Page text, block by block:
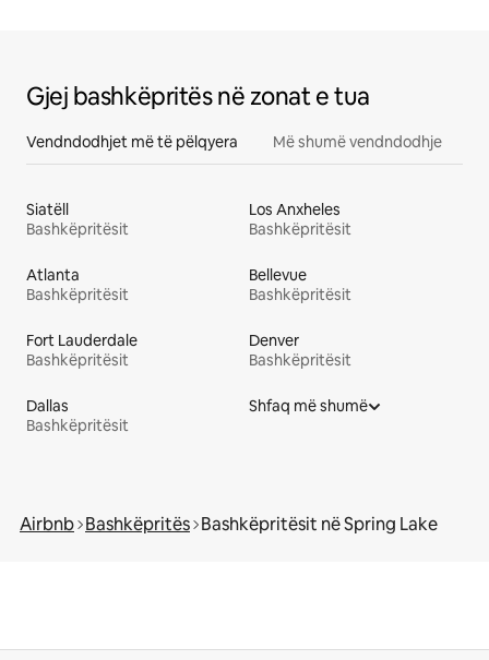
Gjej bashkëpritës në zonat e tua
Vendndodhjet më të pëlqyera Më shumë vendndodhje
Siatëll
Bashkëpritësit
Los Anxheles
Bashkëpritësit
Atlanta
Bashkëpritësit
Bellevue
Bashkëpritësit
Fort Lauderdale
Bashkëpritësit
Denver
Bashkëpritësit
Dallas
Bashkëpritësit
Shfaq më shumë
Airbnb Bashkëpritës Bashkëpritësit në Spring Lake